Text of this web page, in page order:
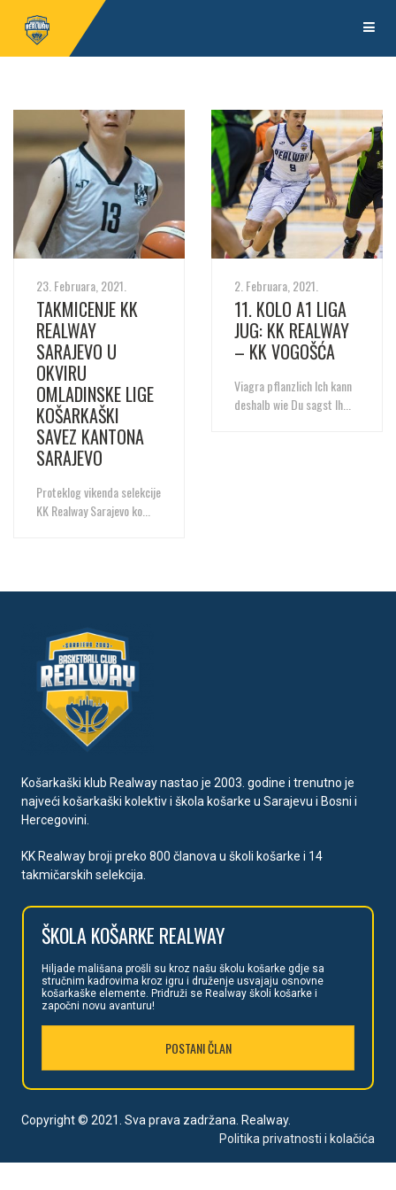
23. Februara, 2021.
TAKMICENJE KK
REALWAY
SARAJEVO U
OKVIRU
OMLADINSKE LIGE
KOŠARKAŠKI
SAVEZ KANTONA
SARAJEVO
Proteklog vikenda selekcije
KK Realway Sarajevo ko...
2. Februara, 2021.
11. KOLO A1 LIGA
JUG: KK REALWAY
– KK VOGOŠĆA
Viagra pflanzlich Ich kann
deshalb wie Du sagst Ih...
Košarkaški klub Realway nastao je 2003. godine i trenutno je
najveći košarkaški kolektiv i škola košarke u Sarajevu i Bosni i
Hercegovini.
KK Realway broji preko 800 članova u školi košarke i 14
takmičarskih selekcija.
ŠKOLA KOŠARKE REALWAY
Hiljade mališana prošli su kroz našu školu košarke gdje sa
stručnim kadrovima kroz igru i druženje usvajaju osnovne
košarkaške elemente. Pridruži se Realway školi košarke i
započni novu avanturu!
POSTANI ČLAN
Copyright © 2021. Sva prava zadržana. Realway.
Politika privatnosti i kolačića